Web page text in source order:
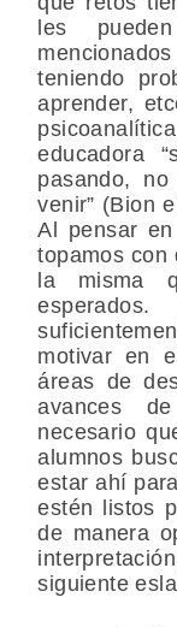
les
teniendo
aprender,
educadora
pasando,
venir” (Bion
Al pensar
topamos con
la misma
motivar en
áreas de
avances
necesario
alumnos
estar ahí
estén listos
de manera
siguiente